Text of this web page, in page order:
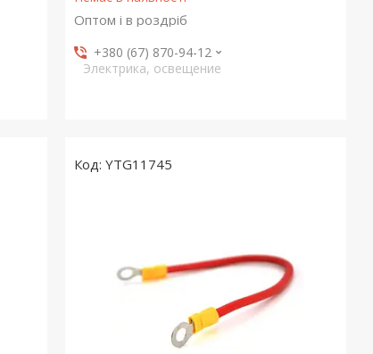
Оптом і в роздріб
+380 (67) 870-94-12
Электрика, освещение
YTG11745